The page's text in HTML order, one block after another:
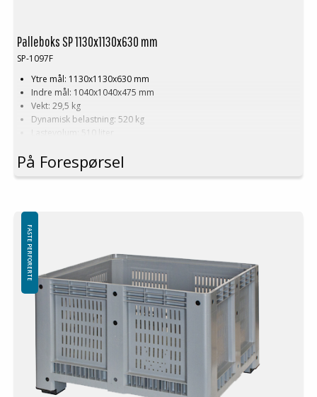
Palleboks SP 1130x1130x630 mm
SP-1097F
Ytre mål: 1130x1130x630 mm
Indre mål: 1040x1040x475 mm
Vekt: 29,5 kg
Dynamisk belastning: 520 kg
Lastevolum: 510 liter
Standardfarge: Grå
Logistikk: 3 stk/pallplasser (113x113x240 cm)
Denne spesielle dimensjonen på Palleboks krever en minimums
bestilling på mellom 200-2000 stk. Kontakt oss for mer informasjon.
På Forespørsel
FASTE PERFORERTE